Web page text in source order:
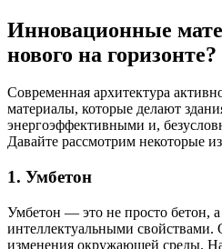
Инновационные
нового на горизонте?
Современная архитектура
материалы, которые делают
энергоэффективными и,
Давайте рассмотрим некоторые
1. Умбетон
Умбетон — это не просто бетон, а
интеллектуальными свойствами.
изменения окружающей среды.